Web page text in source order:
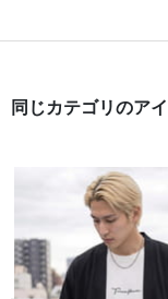
同じカテゴリのア